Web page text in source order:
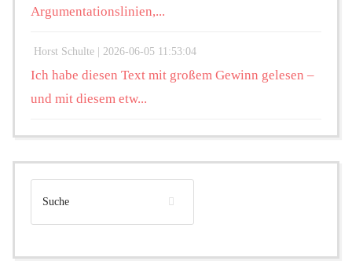
Argumentationslinien,...
Horst Schulte | 2026-06-05 11:53:04
Ich habe diesen Text mit großem Gewinn gelesen –
und mit diesem etw...